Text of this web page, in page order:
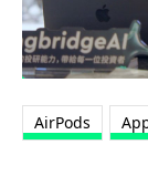
AirPods